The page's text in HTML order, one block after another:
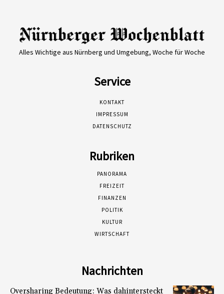
Alles Wichtige aus Nürnberg und Umgebung, Woche für Woche
Service
KONTAKT
IMPRESSUM
DATENSCHUTZ
Rubriken
PANORAMA
FREIZEIT
FINANZEN
POLITIK
KULTUR
WIRTSCHAFT
Nachrichten
Oversharing Bedeutung: Was dahintersteckt